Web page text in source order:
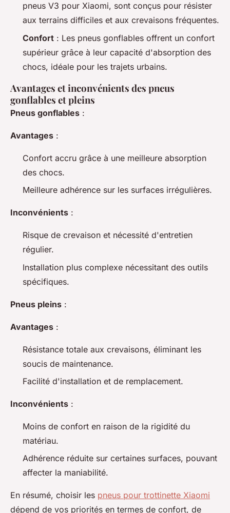
pneus V3 pour Xiaomi, sont conçus pour résister
aux terrains difficiles et aux crevaisons fréquentes.
Confort : Les pneus gonflables offrent un confort
supérieur grâce à leur capacité d'absorption des
chocs, idéale pour les trajets urbains.
Avantages et inconvénients des pneus
gonflables et pleins
Pneus gonflables :
Avantages :
Confort accru grâce à une meilleure absorption
des chocs.
Meilleure adhérence sur les surfaces irrégulières.
Inconvénients :
Risque de crevaison et nécessité d'entretien
régulier.
Installation plus complexe nécessitant des outils
spécifiques.
Pneus pleins :
Avantages :
Résistance totale aux crevaisons, éliminant les
soucis de maintenance.
Facilité d'installation et de remplacement.
Inconvénients :
Moins de confort en raison de la rigidité du
matériau.
Adhérence réduite sur certaines surfaces, pouvant
affecter la maniabilité.
En résumé, choisir les pneus pour trottinette Xiaomi
dépend de vos priorités en termes de confort, de